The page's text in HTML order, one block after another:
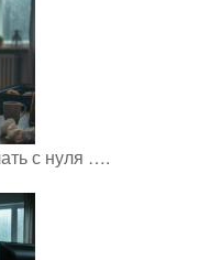
с нуля ….